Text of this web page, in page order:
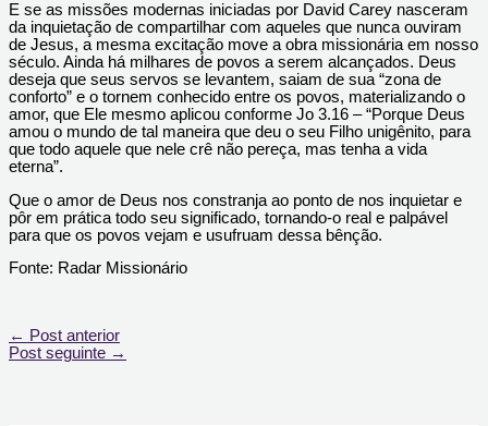
E se as missões modernas iniciadas por David Carey nasceram
da inquietação de compartilhar com aqueles que nunca ouviram
de Jesus, a mesma excitação move a obra missionária em nosso
século. Ainda há milhares de povos a serem alcançados. Deus
deseja que seus servos se levantem, saiam de sua “zona de
conforto” e o tornem conhecido entre os povos, materializando o
amor, que Ele mesmo aplicou conforme Jo 3.16 – “Porque Deus
amou o mundo de tal maneira que deu o seu Filho unigênito, para
que todo aquele que nele crê não pereça, mas tenha a vida
eterna”.
Que o amor de Deus nos constranja ao ponto de nos inquietar e
pôr em prática todo seu significado, tornando-o real e palpável
para que os povos vejam e usufruam dessa bênção.
Fonte: Radar Missionário
← Post anterior
Post seguinte →